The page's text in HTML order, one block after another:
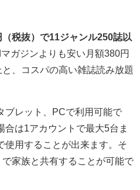
（税抜）で11ジャンル250誌以
ガジンよりも安い月額380円
、コスパの高い雑誌読み放題
ブレット、PCで利用可能で
は1アカウントで最大5台ま
使用することが出来ます。そ
家族と共有することが可能で